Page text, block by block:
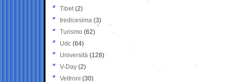
Tibet(2)
tredicesima (3)
Turismo (62)
Udc (64)
Università (128)
V-Day (2)
Veltroni (30)